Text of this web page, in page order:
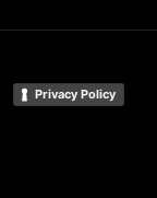
Privacy Policy